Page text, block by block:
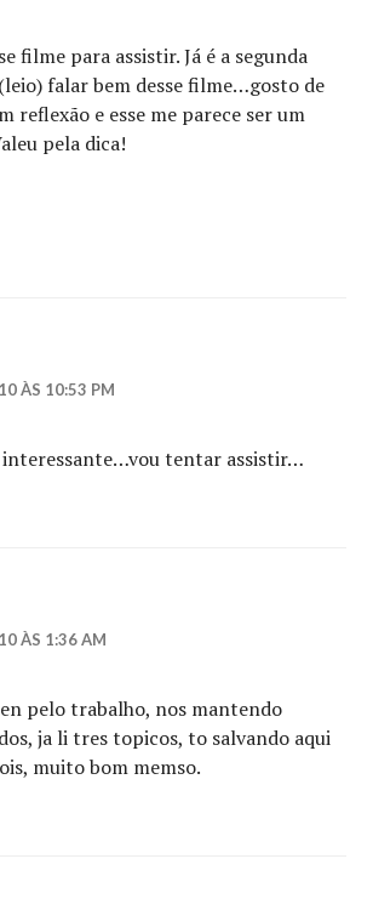
filme para assistir. Já é a segunda
falar bem desse filme…gosto de
reflexão e esse me parece ser um
pela dica!
ÀS 10:53 PM
interessante…vou tentar assistir…
ÀS 1:36 AM
pelo trabalho, nos mantendo
ja li tres topicos, to salvando aqui
muito bom memso.